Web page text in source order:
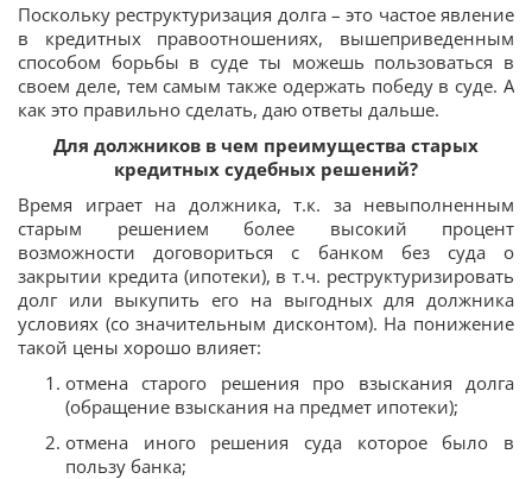
Поскольку реструктуризация долга – это частое явление
в кредитных правоотношениях, вышеприведенным
способом борьбы в суде ты можешь пользоваться в
своем деле, тем самым также одержать победу в суде. А
как это правильно сделать, даю ответы дальше.
Для должников в чем преимущества старых
кредитных судебных решений?
Время играет на должника, т.к. за невыполненным
старым решением более высокий процент
возможности договориться с банком без суда о
закрытии кредита (ипотеки), в т.ч. реструктуризировать
долг или выкупить его на выгодных для должника
условиях (со значительным дисконтом). На понижение
такой цены хорошо влияет:
отмена старого решения про взыскания долга
(обращение взыскания на предмет ипотеки);
отмена иного решения суда которое было в
пользу банка;